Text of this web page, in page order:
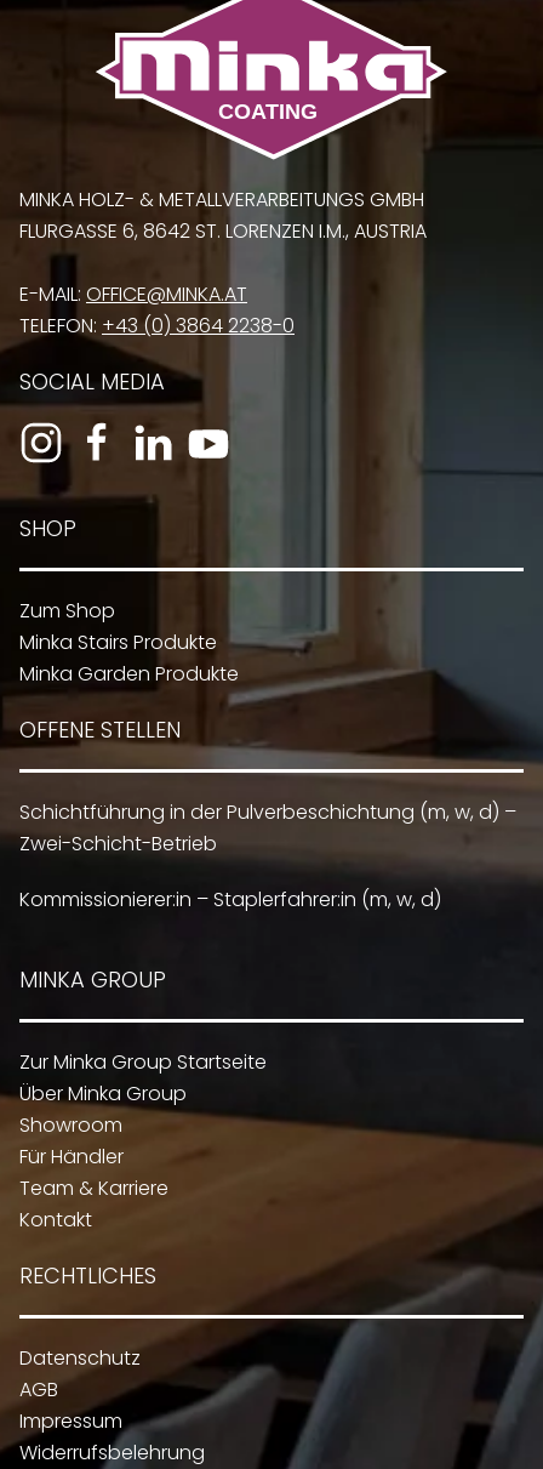
MINKA HOLZ- & METALLVERARBEITUNGS GMBH
FLURGASSE 6, 8642 ST. LORENZEN I.M., AUSTRIA
E-MAIL: OFFICE@MINKA.AT
TELEFON: +43 (0) 3864 2238-0
SOCIAL MEDIA
SHOP
Zum Shop
Minka Stairs Produkte
Minka Garden Produkte
OFFENE STELLEN
Schichtführung in der Pulverbeschichtung (m, w, d) –
Zwei-Schicht-Betrieb
Kommissionierer:in – Staplerfahrer:in (m, w, d)
MINKA GROUP
Zur Minka Group Startseite
Über Minka Group
Showroom
Für Händler
Team & Karriere
Kontakt
RECHTLICHES
Datenschutz
AGB
Impressum
Widerrufsbelehrung